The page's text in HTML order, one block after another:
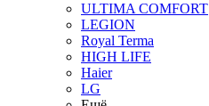
ULTIMA COMFORT
LEGION
Royal Terma
HIGH LIFE
Haier
LG